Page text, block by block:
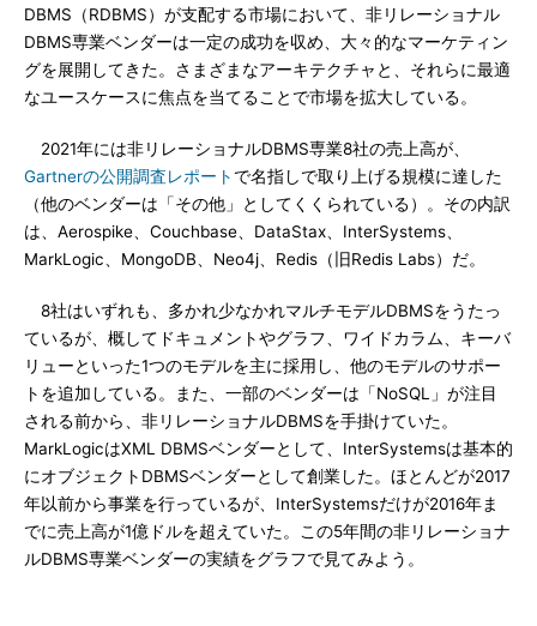
DBMS（RDBMS）が支配する市場において、非リレーショナル
DBMS専業ベンダーは一定の成功を収め、大々的なマーケティン
グを展開してきた。さまざまなアーキテクチャと、それらに最適
なユースケースに焦点を当てることで市場を拡大している。
2021年には非リレーショナルDBMS専業8社の売上高が、
Gartnerの公開調査レポート で名指しで取り上げる規模に達した
（他のベンダーは「その他」としてくくられている）。その内訳
は、Aerospike、Couchbase、DataStax、InterSystems、
MarkLogic、MongoDB、Neo4j、Redis（旧Redis Labs）だ。
8社はいずれも、多かれ少なかれマルチモデルDBMSをうたっ
ているが、概してドキュメントやグラフ、ワイドカラム、キーバ
リューといった1つのモデルを主に採用し、他のモデルのサポー
トを追加している。また、一部のベンダーは「NoSQL」が注目
される前から、非リレーショナルDBMSを手掛けていた。
MarkLogicはXML DBMSベンダーとして、InterSystemsは基本的
にオブジェクトDBMSベンダーとして創業した。ほとんどが2017
年以前から事業を行っているが、InterSystemsだけが2016年ま
でに売上高が1億ドルを超えていた。この5年間の非リレーショナ
ルDBMS専業ベンダーの実績をグラフで見てみよう。